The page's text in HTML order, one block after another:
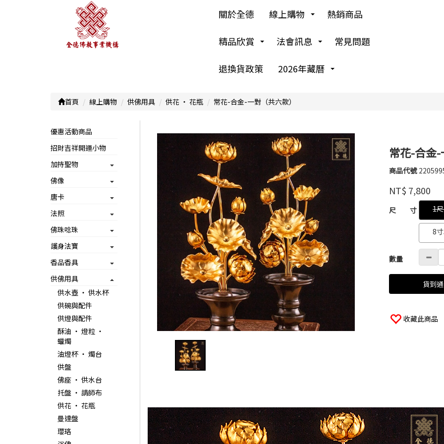
關於全德 線上購物 熱銷商品
精品欣賞 法會訊息 常見問題
退換貨政策 2026年藏曆
首頁 線上購物 供佛用具 供花 ‧ 花瓶 常花-合金-一對（共六款）
優惠活動商品
招財吉祥開運小物
加持聖物
佛像
唐卡
法照
佛珠唸珠
護身法寶
香品香具
供佛用具
供水壺 ‧ 供水杯
供碗與配件
供燈與配件
酥油 ‧ 燈粒 ‧
蠟燭
油燈杯 ‧ 燭台
供盤
佛座 ‧ 供水台
托盤 ‧ 請師布
供花 ‧ 花瓶
曼達盤
瓔珞
常花-合金
商品代號
品牌
弘
法
堂
NT$ 7,800
尺 寸 1
8
數量
貨到
收藏此商品